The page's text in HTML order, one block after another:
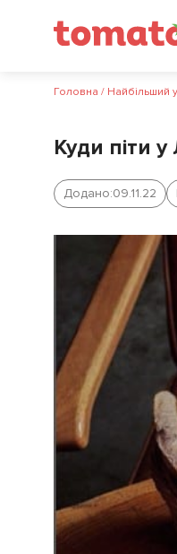
Головна / Найбільший
Куди піти
Додано:09.11.22